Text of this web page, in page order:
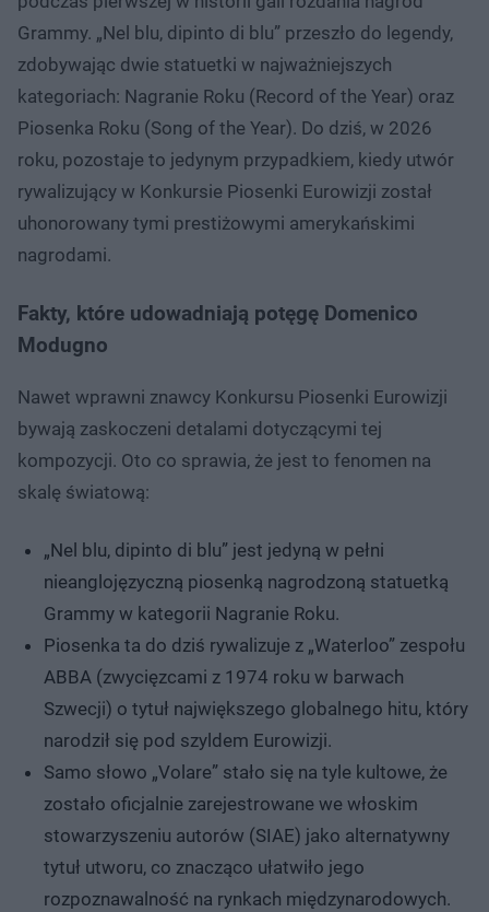
Grammy. „Nel blu, dipinto di blu” przeszło do legendy,
zdobywając dwie statuetki w najważniejszych
kategoriach: Nagranie Roku (Record of the Year) oraz
Piosenka Roku (Song of the Year). Do dziś, w 2026
roku, pozostaje to jedynym przypadkiem, kiedy utwór
rywalizujący w Konkursie Piosenki Eurowizji został
uhonorowany tymi prestiżowymi amerykańskimi
nagrodami.
Fakty, które udowadniają potęgę Domenico
Modugno
Nawet wprawni znawcy Konkursu Piosenki Eurowizji
bywają zaskoczeni detalami dotyczącymi tej
kompozycji. Oto co sprawia, że jest to fenomen na
skalę światową:
„Nel blu, dipinto di blu” jest jedyną w pełni
nieanglojęzyczną piosenką nagrodzoną statuetką
Grammy w kategorii Nagranie Roku.
Piosenka ta do dziś rywalizuje z „Waterloo” zespołu
ABBA (zwycięzcami z 1974 roku w barwach
Szwecji) o tytuł największego globalnego hitu, który
narodził się pod szyldem Eurowizji.
Samo słowo „Volare” stało się na tyle kultowe, że
zostało oficjalnie zarejestrowane we włoskim
stowarzyszeniu autorów (SIAE) jako alternatywny
tytuł utworu, co znacząco ułatwiło jego
rozpoznawalność na rynkach międzynarodowych.